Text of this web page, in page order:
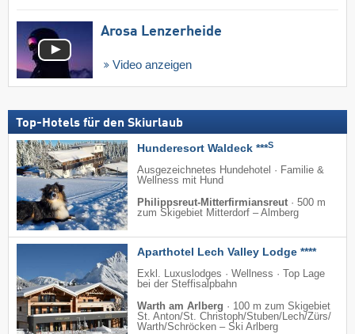
Arosa Lenzerheide
Video anzeigen
Top-Hotels für den Skiurlaub
Hunderesort Waldeck ***S
Ausgezeichnetes Hundehotel · Familie &
Wellness mit Hund
Philippsreut-Mitterfirmiansreut · 500 m
zum Skigebiet Mitterdorf – Almberg
Aparthotel Lech Valley Lodge ****
Exkl. Luxuslodges · Wellness · Top Lage
bei der Steffisalpbahn
Warth am Arlberg · 100 m zum Skigebiet
St. Anton/​St. Christoph/​Stuben/​Lech/​Zürs/​
Warth/​Schröcken – Ski Arlberg